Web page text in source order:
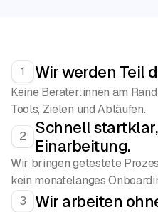
1 Wir werden Teil
Keine Berater:innen am
Tools, Zielen und Abläufen.
2
Schnell
Einarbeitung.
Wir bringen getestete
kein monatelanges
3
Wir arbeiten